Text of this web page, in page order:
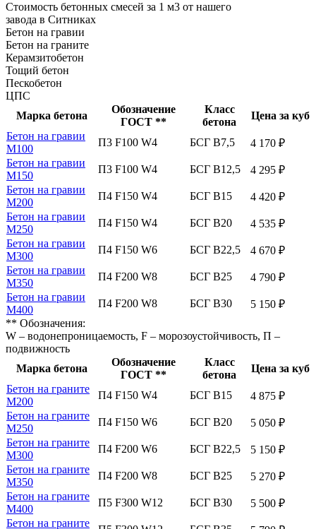
Стоимость бетонных смесей за 1 м3 от нашего
завода в Ситниках
Бетон на гравии
Бетон на граните
Керамзитобетон
Тощий бетон
Пескобетон
ЦПС
Марка бетона
Обозначение
ГОСТ **
Класс
бетона
Цена за куб
Бетон на гравии
М100
П3 F100 W4 БСГ В7,5
4 170 ₽
Бетон на гравии
М150
П3 F100 W4 БСГ В12,5
4 295 ₽
Бетон на гравии
М200
П4 F150 W4 БСГ В15
4 420 ₽
Бетон на гравии
М250
П4 F150 W4 БСГ В20
4 535 ₽
Бетон на гравии
М300
П4 F150 W6 БСГ В22,5
4 670 ₽
Бетон на гравии
М350
П4 F200 W8 БСГ В25
4 790 ₽
Бетон на гравии
М400
П4 F200 W8 БСГ В30
5 150 ₽
** Обозначения:
W – водонепроницаемость, F – морозоустойчивость, П –
подвижность
Марка бетона
Обозначение
ГОСТ **
Класс
бетона
Цена за куб
Бетон на граните
М200
П4 F150 W4 БСГ В15
4 875 ₽
Бетон на граните
М250
П4 F150 W6 БСГ В20
5 050 ₽
Бетон на граните
М300
П4 F200 W6 БСГ В22,5
5 150 ₽
Бетон на граните
М350
П4 F200 W8 БСГ В25
5 270 ₽
Бетон на граните
М400
П5 F300 W12 БСГ В30
5 500 ₽
Бетон на граните